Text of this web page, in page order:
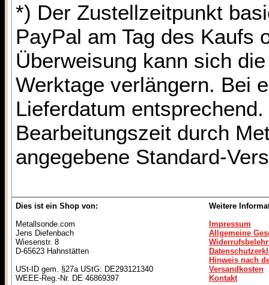
*) Der Zustellzeitpunkt
PayPal am Tag des Kaufs
Überweisung kann sich
Werktage verlängern. Bei
Lieferdatum
Bearbeitungszeit durch
angegebene Standard-
Dies ist ein Shop von:
Metallsonde.com
Jens Diefenbach
Wiesenstr. 8
D-65623 Hahnstätten
USt-ID gem. §27a UStG: DE293121340
WEEE-Reg.-Nr. DE 46869397
Weitere
Impressum
Allgemeine
Hinweis nach
Versandkosten
Kontakt